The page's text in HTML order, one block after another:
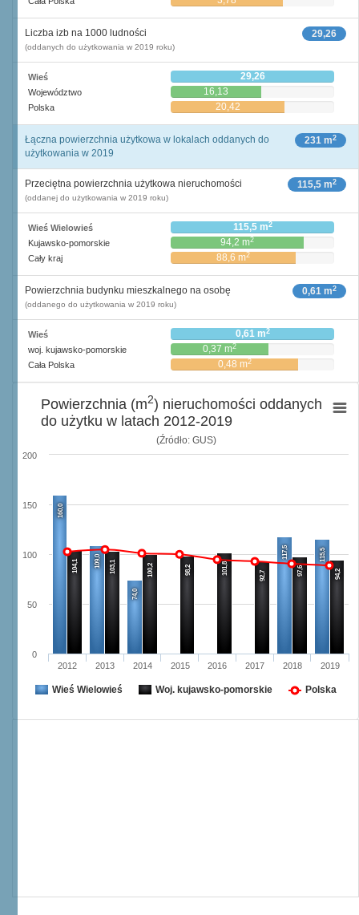
29,26
Liczba izb na 1000 ludności
(oddanych do użytkowania w 2019 roku)
Wieś 29,26
Województwo 16,13
Polska 20,42
231 m2
Łączna powierzchnia użytkowa w lokalach oddanych do
użytkowania w 2019
115,5 m2
Przeciętna powierzchnia użytkowa nieruchomości
(oddanej do użytkowania w 2019 roku)
Wieś Wielowieś 115,5 m2
Kujawsko-pomorskie 94,2 m2
Cały kraj 88,6 m2
0,61 m2
Powierzchnia budynku mieszkalnego na osobę
(oddanego do użytkowania w 2019 roku)
Wieś 0,61 m2
woj. kujawsko-pomorskie 0,37 m2
Cała Polska 0,48 m2
(Źródło: GUS)
160,0
109,0
74,0
117,5 115,5
104,1 103,1 100,2 98,2 101,8 92,7 97,6 94,2
2012 2013 2014 2015 2016 2017 2018 2019
0
50
100
150
200
Powierzchnia (m2) nieruchomości oddanych
do użytku w latach 2012-2019
Wieś Wielowieś Woj. kujawsko-pomorskie Polska